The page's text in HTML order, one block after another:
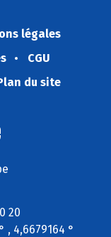
légales
CGU
du site
20
, 4,6679164 °